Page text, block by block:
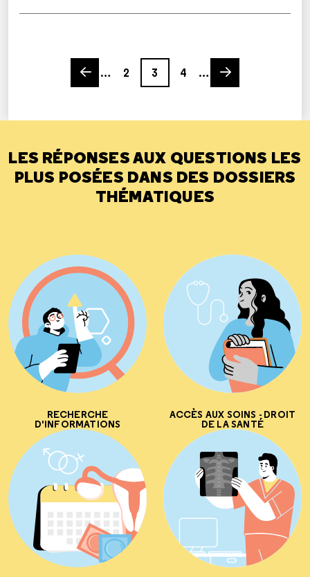
Previous page
…
2
Page
3
4
…
Next page
LES RÉPONSES AUX QUESTIONS LES
PLUS POSÉES DANS DES DOSSIERS
THÉMATIQUES
RECHERCHE
D'INFORMATIONS
ACCÈS AUX SOINS - DROIT
DE LA SANTÉ